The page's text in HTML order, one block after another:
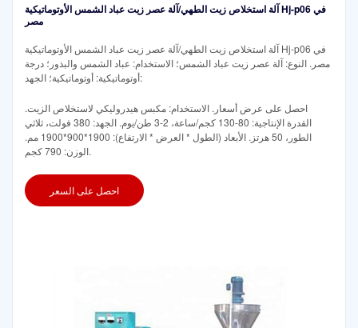
آلة استخلاص زيت الطهي/آلة عصر زيت عباد الشمس الأوتوماتيكية Hj-p06 في
مصر
آلة استخلاص زيت الطهي/آلة عصر زيت عباد الشمس الأوتوماتيكية Hj-p06 في
مصر. النوع: آلة عصر زيت عباد الشمس؛ الاستخدام: عباد الشمس والبذور؛ درجة
أوتوماتيكية: أوتوماتيكية؛ الجهد:
احصل على عرض أسعار. الاستخدام: مكبس هيدروليكي لاستخلاص الزيت.
القدرة الإنتاجية: 80-130 كجم/ساعة، 2-3 طن/يوم. الجهد: 380 فولت، ثلاثي
الطور، 50 هرتز. الأبعاد (الطول * العرض * الارتفاع): 1900*900*1900 مم.
الوزن: 790 كجم.
احصل على السعر